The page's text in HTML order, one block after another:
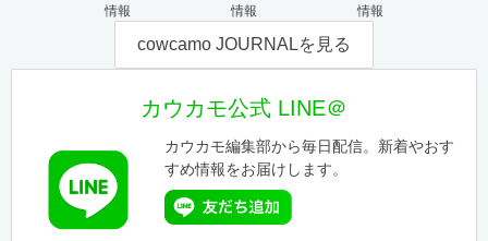
情報
情報
情報
cowcamo JOURNALを見る
カウカモ公式 LINE＠
カウカモ編集部から毎日配信。新着やおす
すめ情報をお届けします。